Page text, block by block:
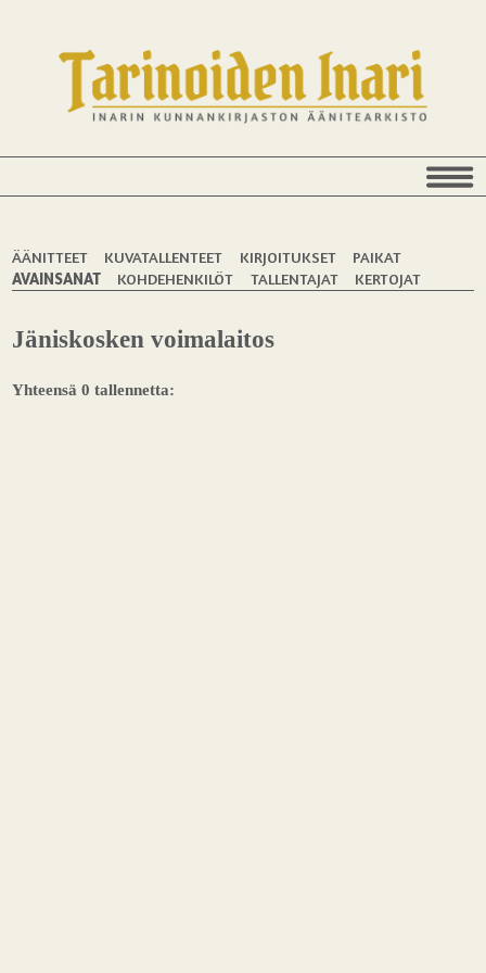
ÄÄNITTEET KUVATALLENTEET KIRJOITUKSET
PAIKAT
AVAINSANAT
KOHDEHENKILÖT TALLENTAJAT KERTOJAT
Jäniskosken voimalaitos
Yhteensä 0 tallennetta: